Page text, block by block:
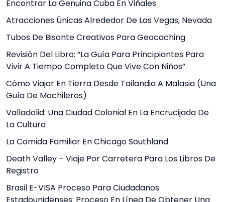
Encontrar La Genuina Cuba En Viñales
Atracciones Únicas Alrededor De Las Vegas, Nevada
Tubos De Bisonte Creativos Para Geocaching
Revisión Del Libro: “La Guía Para Principiantes Para
Vivir A Tiempo Completo Que Vive Con Niños”
Cómo Viajar En Tierra Desde Tailandia A Malasia (una
Guía De Mochileros)
Valladolid: Una Ciudad Colonial En La Encrucijada De
La Cultura
La Comida Familiar En Chicago Southland
Death Valley – Viaje Por Carretera Para Los Libros De
Registro
Brasil E-VISA Proceso Para Ciudadanos